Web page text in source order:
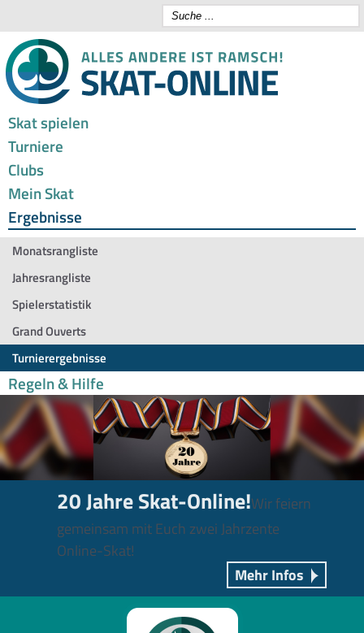
Skat spielen
Turniere
Clubs
Mein Skat
Ergebnisse
Monatsrangliste
Jahresrangliste
Spielerstatistik
Grand Ouverts
Turnierergebnisse
Regeln & Hilfe
20 Jahre Skat-Online!Wir feiern
gemeinsam mit Euch zwei Jahrzente
Online-Skat!
Mehr Infos